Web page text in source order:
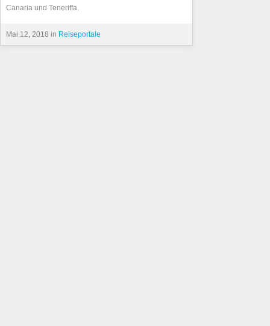
Canaria und Teneriffa.
Mai 12, 2018 in Reiseportale